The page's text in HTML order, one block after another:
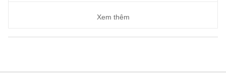
Xem thêm